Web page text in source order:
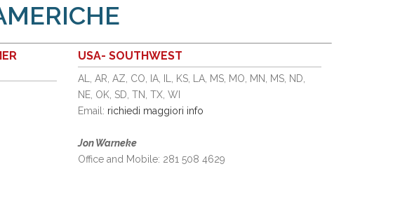
USA- SOUTHWEST
AL, AR, AZ, CO, IA, IL, KS, LA, MS, MO, MN, MS, ND,
NE, OK, SD, TN, TX, WI
Email: richiedi maggiori info
Jon Warneke
Office and Mobile: 281 508 4629